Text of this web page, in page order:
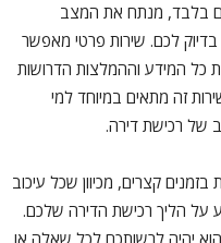
בלבד, מנתח את המצב
לכם. שירות פרטי מאפשר
כל המידע וההמלצות הדרושות
זה מתאים במיוחד למי
של רכישת דירה.
קצרים, מכיוון שכל עיכוב
על הליך רכישת הדירה שלכם.